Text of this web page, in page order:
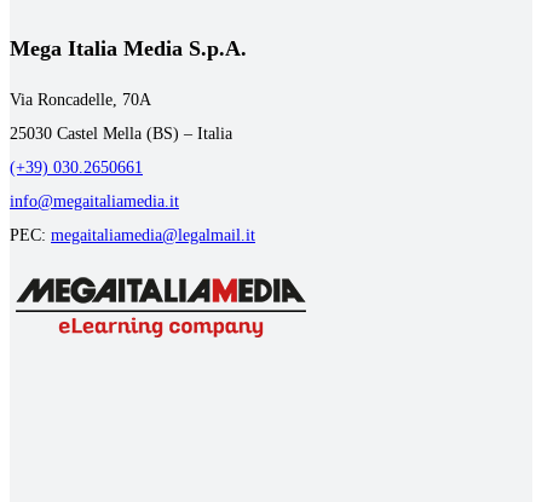
Mega Italia Media S.p.A.
Via Roncadelle, 70A
25030 Castel Mella (BS) – Italia
(+39) 030.2650661
info@megaitaliamedia.it
PEC: megaitaliamedia@legalmail.it